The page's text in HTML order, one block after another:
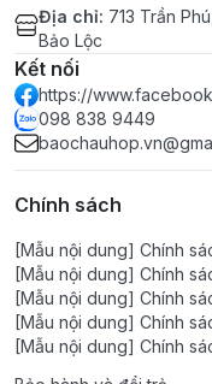
Địa chỉ: 713 Trần
Bảo Lộc
Kết nối
https://
098 838 9449
Chính sách
[Mẫu nội dung] Chính
[Mẫu nội dung] Chính
[Mẫu nội dung] Chính
[Mẫu nội dung] Chính
[Mẫu nội dung] Chính